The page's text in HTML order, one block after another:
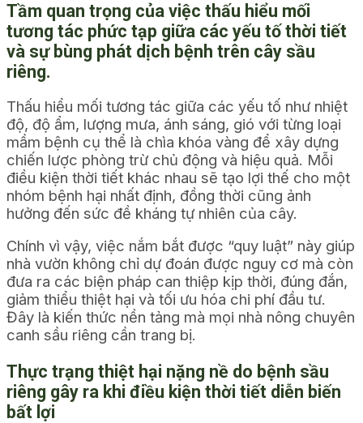
Tầm quan trọng của việc thấu hiểu mối
tương tác phức tạp giữa các yếu tố thời tiết
và sự bùng phát dịch bệnh trên cây sầu
riêng.
Thấu hiểu mối tương tác giữa các yếu tố như nhiệt
độ, độ ẩm, lượng mưa, ánh sáng, gió với từng loại
mầm bệnh cụ thể là chìa khóa vàng để xây dựng
chiến lược phòng trừ chủ động và hiệu quả. Mỗi
điều kiện thời tiết khác nhau sẽ tạo lợi thế cho một
nhóm bệnh hại nhất định, đồng thời cũng ảnh
hưởng đến sức đề kháng tự nhiên của cây.
Chính vì vậy, việc nắm bắt được “quy luật” này giúp
nhà vườn không chỉ dự đoán được nguy cơ mà còn
đưa ra các biện pháp can thiệp kịp thời, đúng đắn,
giảm thiểu thiệt hại và tối ưu hóa chi phí đầu tư.
Đây là kiến thức nền tảng mà mọi nhà nông chuyên
canh sầu riêng cần trang bị.
Thực trạng thiệt hại nặng nề do bệnh sầu
riêng gây ra khi điều kiện thời tiết diễn biến
bất lợi